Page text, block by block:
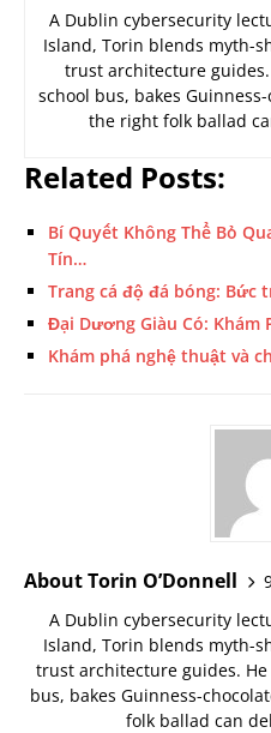
A Dublin cybersecurity
Island, Torin blends myth-
trust architecture
school bus, bakes
the right folk ballad
Related Posts:
Bí Quyết Không Thể Bỏ
Tín…
Trang cá độ đá bóng:
Đại Dương Giàu Có: Khám
Khám phá nghệ thuật và
About Torin O’Donnell
A Dublin cybersecurity
Island, Torin blends myth-
trust architecture guides.
bus, bakes Guinness-
folk ballad can